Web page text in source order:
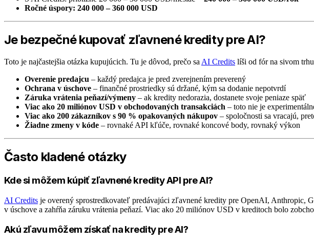
Ročné úspory: 240 000 – 360 000 USD
Je bezpečné kupovať zľavnené kredity pre AI?
Toto je najčastejšia otázka kupujúcich. Tu je dôvod, prečo sa AI Credits líši od fór na sivom
Overenie predajcu – každý predajca je pred zverejnením preverený
Ochrana v úschove – finančné prostriedky sú držané, kým sa dodanie nepotvrdí
Záruka vrátenia peňazí/výmeny – ak kredity nedorazia, dostanete svoje peniaze späť
Viac ako 20 miliónov USD v obchodovaných transakciách – toto nie je
Viac ako 200 zákazníkov s 90 % opakovaných nákupov – spoločnosti sa vracajú,
Žiadne zmeny v kóde – rovnaké API kľúče, rovnaké koncové body, rovnaký výkon
Často kladené otázky
Kde si môžem kúpiť zľavnené kredity API pre AI?
AI Credits je overený sprostredkovateľ predávajúci zľavnené kredity pre OpenAI, Anthropic,
v úschove a zahŕňa záruku vrátenia peňazí. Viac ako 20 miliónov USD v kreditoch bolo
Akú zľavu môžem získať na kredity pre AI?